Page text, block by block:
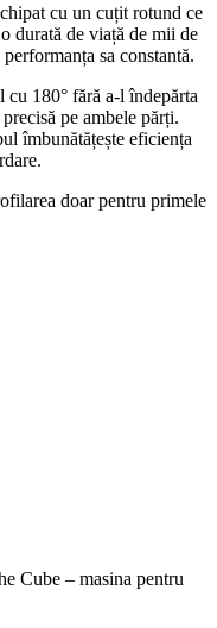
cu un cuțit rotund ce
durată de viață de mii de
sa constantă.
180° fără a-l îndepărta
pe ambele părți.
îmbunătățește eficiența
doar pentru primele
Cube – masina pentru